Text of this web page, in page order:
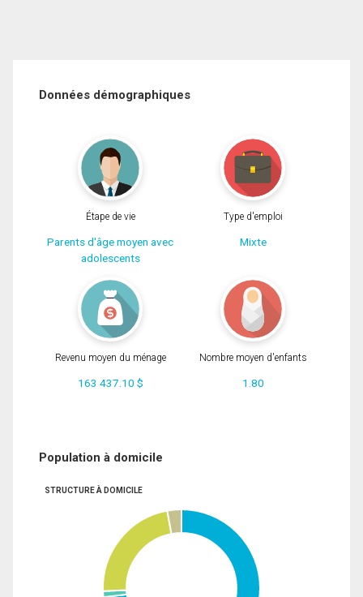
Données démographiques
Étape de vie
Parents d'âge moyen avec
adolescents
Type d'emploi
Mixte
Revenu moyen du ménage
163 437.10 $
Nombre moyen d'enfants
1.80
Population à domicile
STRUCTURE À DOMICILE